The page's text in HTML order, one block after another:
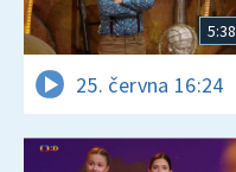
5:38
25. června 16:24